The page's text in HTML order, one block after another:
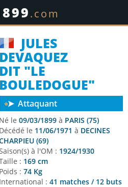
.com
JULES
DEVAQUEZ
DIT "LE
BOULEDOGUE"
Attaquant
Né le 09/03/1899 à PARIS (75)
Décédé le 11/06/1971 à DECINES
(69)
à l'OM : 1924/1930
: 169 cm
Poids : 74 Kg
International : 41 matches / 12 buts